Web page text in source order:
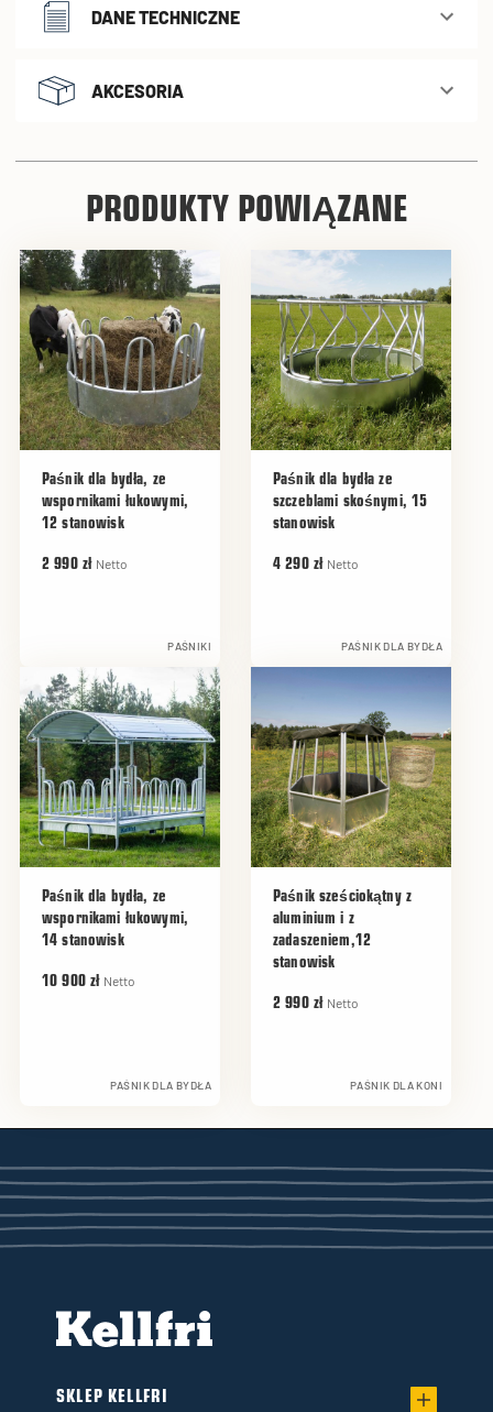
DANE TECHNICZNE
AKCESORIA
PRODUKTY POWIĄZANE
Paśnik dla bydła, ze
wspornikami łukowymi,
12 stanowisk
2 990 zł Netto
PAŚNIKI
Paśnik dla bydła ze
szczeblami skośnymi, 15
stanowisk
4 290 zł Netto
PAŚNIK DLA BYDŁA
Paśnik dla bydła, ze
wspornikami łukowymi,
14 stanowisk
10 900 zł Netto
PAŚNIK DLA BYDŁA
Paśnik sześciokątny z
aluminium i z
zadaszeniem,12
stanowisk
2 990 zł Netto
PAŚNIK DLA KONI
SKLEP KELLFRI